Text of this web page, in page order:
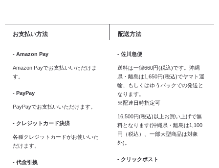
お支払い方法
- Amazon Pay
Amazon Payでお支払いいただけま
す。
- PayPay
PayPayでお支払いいただけます。
- クレジットカード決済
各種クレジットカードがお使いいた
だけます。
- 代金引換
配送方法
- 佐川急便
送料は一律660円(税込)です。沖縄
県・離島は1,650円(税込)でヤマト運
輸、もしくはゆうパックでの発送と
なります。
※配達日時指定可
16,500円(税込)以上お買い上げで無
料となります(沖縄県・離島は1,100
円（税込）、一部大型商品は対象
外)。
- クリックポスト